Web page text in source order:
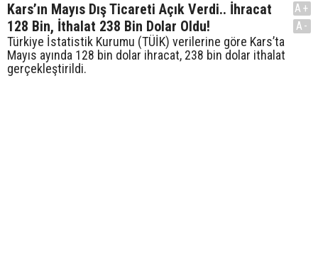
Kars’ın Mayıs Dış Ticareti Açık Verdi.. İhracat
128 Bin, İthalat 238 Bin Dolar Oldu!
Türkiye İstatistik Kurumu (TÜİK) verilerine göre Kars’ta
Mayıs ayında 128 bin dolar ihracat, 238 bin dolar ithalat
gerçekleştirildi.
A+
A-